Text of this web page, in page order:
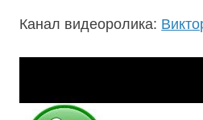
Канал видеоролика: